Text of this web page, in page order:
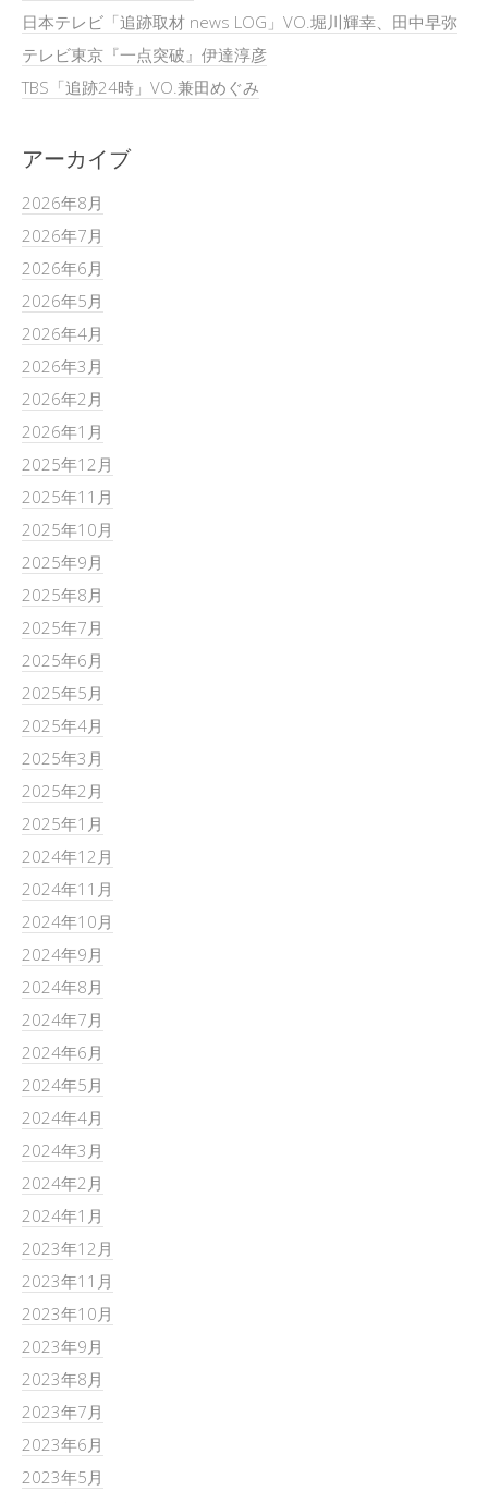
日本テレビ「追跡取材 news LOG」VO.堀川輝幸、田中早弥
テレビ東京『一点突破』伊達淳彦
TBS「追跡24時」VO.兼田めぐみ
アーカイブ
2026年8月
2026年7月
2026年6月
2026年5月
2026年4月
2026年3月
2026年2月
2026年1月
2025年12月
2025年11月
2025年10月
2025年9月
2025年8月
2025年7月
2025年6月
2025年5月
2025年4月
2025年3月
2025年2月
2025年1月
2024年12月
2024年11月
2024年10月
2024年9月
2024年8月
2024年7月
2024年6月
2024年5月
2024年4月
2024年3月
2024年2月
2024年1月
2023年12月
2023年11月
2023年10月
2023年9月
2023年8月
2023年7月
2023年6月
2023年5月